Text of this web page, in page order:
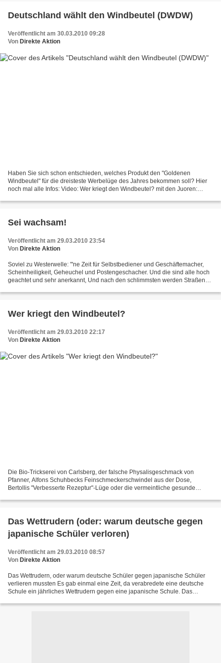
Deutschland wählt den Windbeutel (DWDW)
Veröffentlicht am 30.03.2010 09:28
Von Direkte Aktion
Haben Sie sich schon entschieden, welches Produkt den "Goldenen
Windbeutel" für die dreisteste Werbelüge des Jahres bekommen soll? Hier
noch mal alle Infos: Video: Wer kriegt den Windbeutel? mit den Juoren:
Sei wachsam!
Veröffentlicht am 29.03.2010 23:54
Von Direkte Aktion
Soviel zu Westerwelle: "'ne Zeit für Selbstbediener und Geschäftemacher,
Scheinheiligkeit, Geheuchel und Postengeschacher. Und die sind alle hoch
geachtet und sehr anerkannt, Und nach den schlimmsten werden Straßen
Wer kriegt den Windbeutel?
Veröffentlicht am 29.03.2010 22:17
Von Direkte Aktion
Die Bio-Trickserei von Carlsberg, der falsche Physalisgeschmack von
Pfanner, Alfons Schuhbecks Feinschmeckerschwindel aus der Dose,
Bertollis "Verbesserte Rezeptur"-Lüge oder die vermeintliche gesunde
Das Wettrudern (oder: warum deutsche gegen
japanische Schüler verloren)
Veröffentlicht am 29.03.2010 08:57
Von Direkte Aktion
Das Wettrudern, oder warum deutsche Schüler gegen japanische Schüler
verlieren mussten Es gab einmal eine Zeit, da verabredete eine deutsche
Schule ein jährliches Wettrudern gegen eine japanische Schule. Das